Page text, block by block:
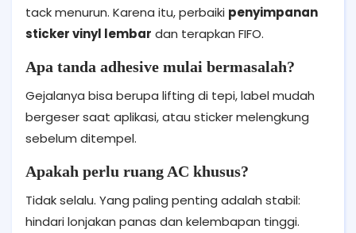
tack menurun. Karena itu, perbaiki penyimpanan
sticker vinyl lembar dan terapkan FIFO.
Apa tanda adhesive mulai bermasalah?
Gejalanya bisa berupa lifting di tepi, label mudah
bergeser saat aplikasi, atau sticker melengkung
sebelum ditempel.
Apakah perlu ruang AC khusus?
Tidak selalu. Yang paling penting adalah stabil:
hindari lonjakan panas dan kelembapan tinggi.